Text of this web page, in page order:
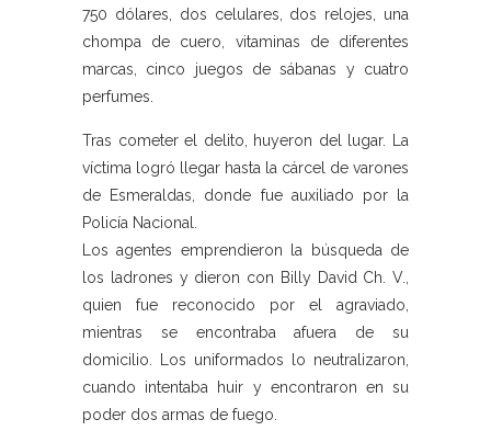
750 dólares, dos celulares, dos relojes, una
chompa de cuero, vitaminas de diferentes
marcas, cinco juegos de sábanas y cuatro
perfumes.
Tras cometer el delito, huyeron del lugar. La
víctima logró llegar hasta la cárcel de varones
de Esmeraldas, donde fue auxiliado por la
Policía Nacional.
Los agentes emprendieron la búsqueda de
los ladrones y dieron con Billy David Ch. V.,
quien fue reconocido por el agraviado,
mientras se encontraba afuera de su
domicilio. Los uniformados lo neutralizaron,
cuando intentaba huir y encontraron en su
poder dos armas de fuego.